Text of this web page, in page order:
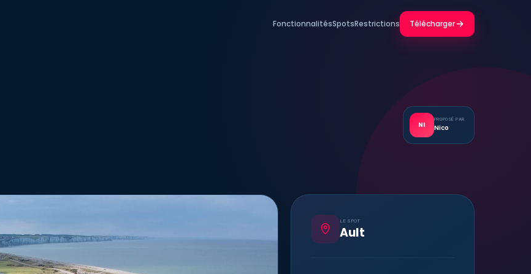
FonctionnalitésSpotsRestrictions Télécharger
NI
PROPOSÉ PAR
Nico
LE SPOT
Ault